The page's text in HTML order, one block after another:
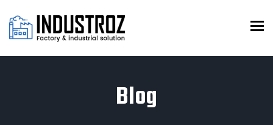
Blog